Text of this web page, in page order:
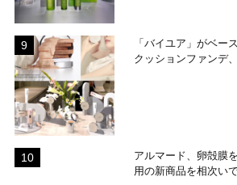
「バイユア」がベ
クッションファンデ
アルマード、卵殻膜
用の新商品を相次い